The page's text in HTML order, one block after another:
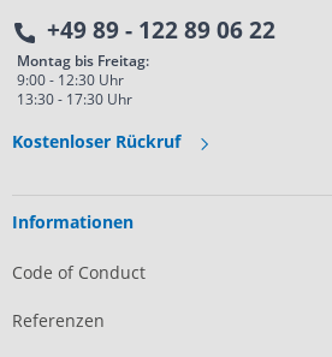
+49 89 - 122 89 06 22
Montag bis Freitag:
9:00 - 12:30 Uhr
13:30 - 17:30 Uhr
Kostenloser Rückruf
Informationen
Code of Conduct
Referenzen